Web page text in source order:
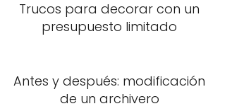
Trucos para decorar con un
presupuesto limitado
Antes y después: modificación
de un archivero